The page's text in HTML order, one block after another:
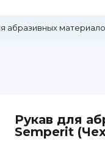
абразивных
Рукав для
Semperit